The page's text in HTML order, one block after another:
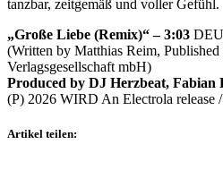
tanzbar, zeitgemäß und voller Gefühl.
„Große Liebe (Remix)“ – 3:03
(Written by Matthias Reim,
Verlagsgesellschaft mbH)
Produced by DJ Herzbeat,
(P) 2026 WIRD An Electrola
Artikel teilen: